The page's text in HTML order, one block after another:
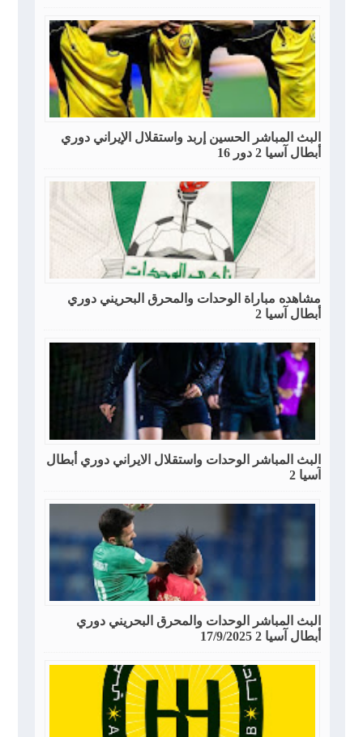
البث المباشر الحسين إربد واستقلال الإيراني دوري
أبطال آسيا 2 دور 16
مشاهده مباراة الوحدات والمحرق البحريني دوري
أبطال آسيا 2
البث المباشر الوحدات واستقلال الايراني دوري أبطال
آسيا 2
البث المباشر الوحدات والمحرق البحريني دوري
أبطال آسيا 2 17/9/2025